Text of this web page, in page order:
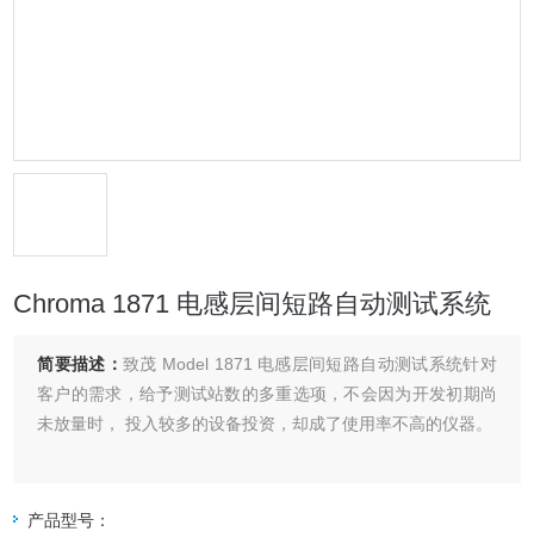
Chroma 1871 电感层间短路自动测试系统
简要描述：致茂 Model 1871 电感层间短路自动测试系统针对
客户的需求，给予测试站数的多重选项，不会因为开发初期尚
未放量时， 投入较多的设备投资，却成了使用率不高的仪器。
产品型号：